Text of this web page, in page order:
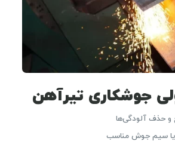
جوشکاری تیرآهن
و حذف آلودگی‌ها
یا سیم جوش مناسب